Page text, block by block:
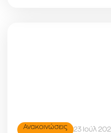
Ανακοινώσεις 23 Ιούλ